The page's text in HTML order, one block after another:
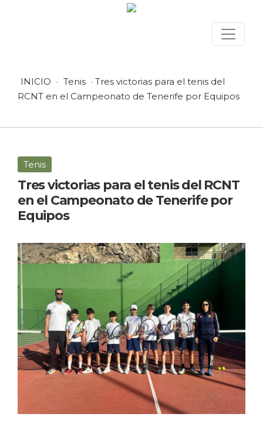
INICIO · Tenis · Tres victorias para el tenis del
RCNT en el Campeonato de Tenerife por Equipos
Tenis
Tres victorias para el tenis del RCNT
en el Campeonato de Tenerife por
Equipos